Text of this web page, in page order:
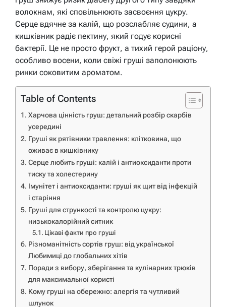
волокнам, які сповільнюють засвоєння цукру.
Серце вдячне за калій, що розслабляє судини, а
кишківник радіє пектину, який годує корисні
бактерії. Це не просто фрукт, а тихий герой раціону,
особливо восени, коли свіжі груші заполонюють
ринки соковитим ароматом.
Table of Contents
Харчова цінність груш: детальний розбір скарбів
усередині
Груші як рятівники травлення: клітковина, що
оживає в кишківнику
Серце любить груші: калій і антиоксиданти проти
тиску та холестерину
Імунітет і антиоксиданти: груші як щит від інфекцій
і старіння
Груші для стрункості та контролю цукру:
низькокалорійний ситник
Цікаві факти про груші
Різноманітність сортів груш: від української
Любимиці до глобальних хітів
Поради з вибору, зберігання та кулінарних трюків
для максимальної користі
Кому груші на обережно: алергія та чутливий
шлунок